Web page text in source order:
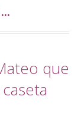
que